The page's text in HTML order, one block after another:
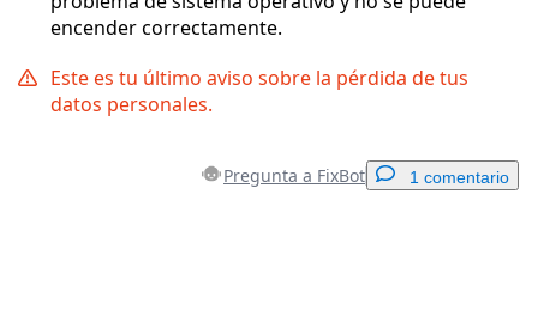
encender correctamente.
Este es tu último aviso sobre la pérdida de tus
datos personales.
Pregunta a FixBot 1 comentario